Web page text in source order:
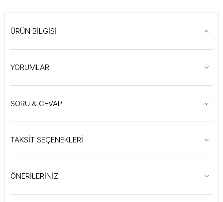
ÜRÜN BİLGİSİ
YORUMLAR
SORU & CEVAP
TAKSİT SEÇENEKLERİ
ÖNERİLERİNİZ